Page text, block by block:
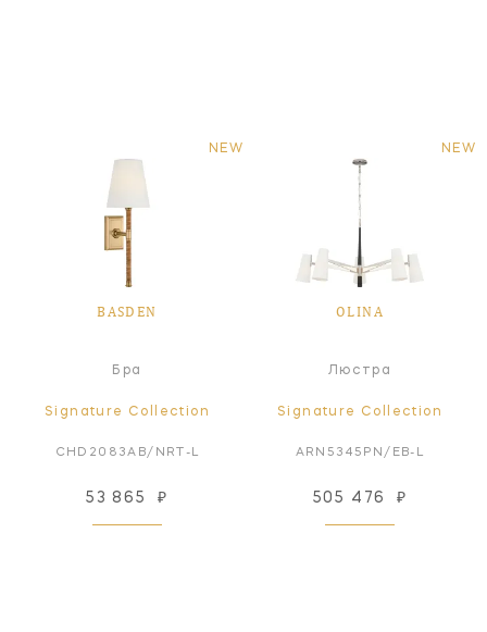
NEW
BASDEN
Бра
Signature Collection
CHD2083AB/NRT-L
53 865 ₽
NEW
OLINA
Люстра
Signature Collection
ARN5345PN/EB-L
505 476 ₽